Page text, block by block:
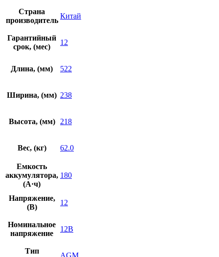
Страна
производитель
Китай
Гарантийный
срок, (мес)
12
Длина, (мм) 522
Ширина, (мм) 238
Высота, (мм) 218
Вес, (кг) 62.0
Емкость
аккумулятора,
(А·ч)
180
Напряжение,
(В)
12
Номинальное
напряжение
12В
Тип